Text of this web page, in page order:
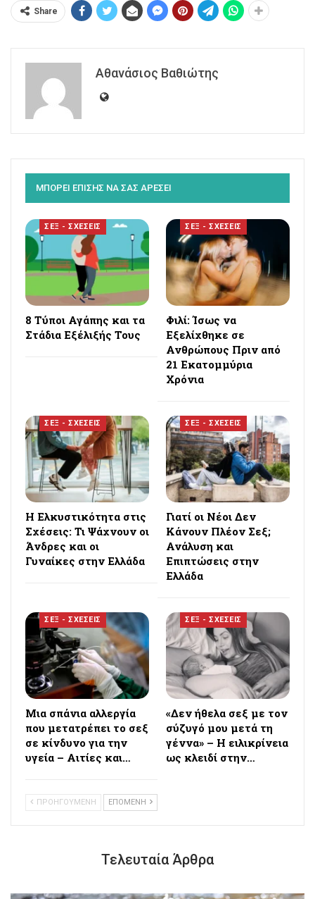
Share
Αθανάσιος Βαθιώτης
ΜΠΟΡΕΙ ΕΠΙΣΗΣ ΝΑ ΣΑΣ ΑΡΕΣΕΙ
ΣΕΞ - ΣΧΕΣΕΙΣ
8 Τύποι Αγάπης και τα
Στάδια Εξέλιξής Τους
ΣΕΞ - ΣΧΕΣΕΙΣ
Φιλί: Ίσως να
Εξελίχθηκε σε
Ανθρώπους Πριν από
21 Εκατομμύρια
Χρόνια
ΣΕΞ - ΣΧΕΣΕΙΣ
Η Ελκυστικότητα στις
Σχέσεις: Τι Ψάχνουν οι
Άνδρες και οι
Γυναίκες στην Ελλάδα
ΣΕΞ - ΣΧΕΣΕΙΣ
Γιατί οι Νέοι Δεν
Κάνουν Πλέον Σεξ;
Ανάλυση και
Επιπτώσεις στην
Ελλάδα
ΣΕΞ - ΣΧΕΣΕΙΣ
Μια σπάνια αλλεργία
που μετατρέπει το σεξ
σε κίνδυνο για την
υγεία – Αιτίες και…
ΣΕΞ - ΣΧΕΣΕΙΣ
«Δεν ήθελα σεξ με τον
σύζυγό μου μετά τη
γέννα» – Η ειλικρίνεια
ως κλειδί στην…
ΠΡΟΗΓΟΥΜΕΝΗ ΕΠΟΜΕΝΗ
Τελευταία Άρθρα